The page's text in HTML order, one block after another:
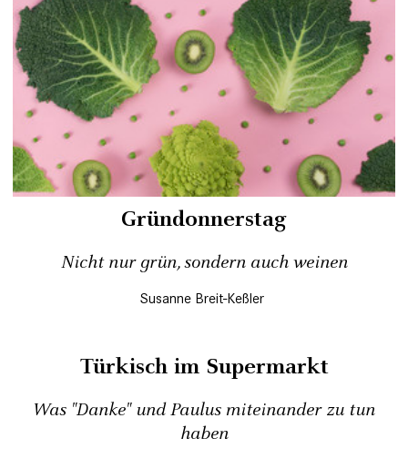
Gründonnerstag
Nicht nur grün, sondern auch weinen
Susanne Breit-Keßler
Türkisch im Supermarkt
Was "Danke" und Paulus miteinander zu tun
haben